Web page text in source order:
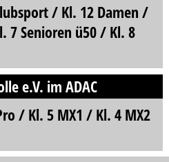
/ Kl. 12 Damen /
7 Senioren ü50 / Kl. 8
e.V. im ADAC
/ Kl. 5 MX1 / Kl. 4 MX2